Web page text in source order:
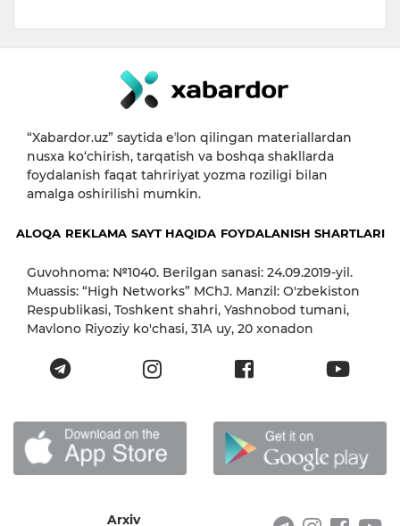
“Xabardor.uz” saytida eʼlon qilingan materiallardan
nusxa ko‘chirish, tarqatish va boshqa shakllarda
foydalanish faqat tahririyat yozma roziligi bilan
amalga oshirilishi mumkin.
ALOQA REKLAMA SAYT HAQIDA FOYDALANISH SHARTLARI
Guvohnoma: №1040. Berilgan sanasi: 24.09.2019-yil.
Muassis: “High Networks” MChJ. Manzil: O'zbekiston
Respublikasi, Toshkent shahri, Yashnobod tumani,
Mavlono Riyoziy ko'chasi, 31А uy, 20 xonadon
Arxiv